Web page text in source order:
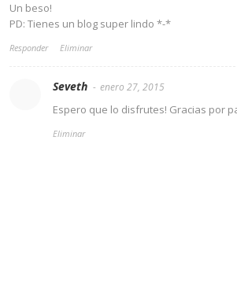
Un beso!
PD: Tienes un blog super lindo *-*
Responder Eliminar
Seveth enero 27, 2015
Espero que lo disfrutes! Gracias por
Eliminar